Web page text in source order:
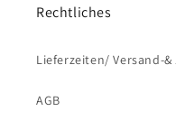
Rechtliches
Lieferzeiten/ Versand-
AGB